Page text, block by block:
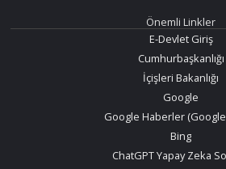
Önemli Linkler
E-Devlet Giriş
Cumhurbaşkanlığı
İçişleri Bakanlığı
Google
Google Haberler
Bing
ChatGPT Yapay Zeka